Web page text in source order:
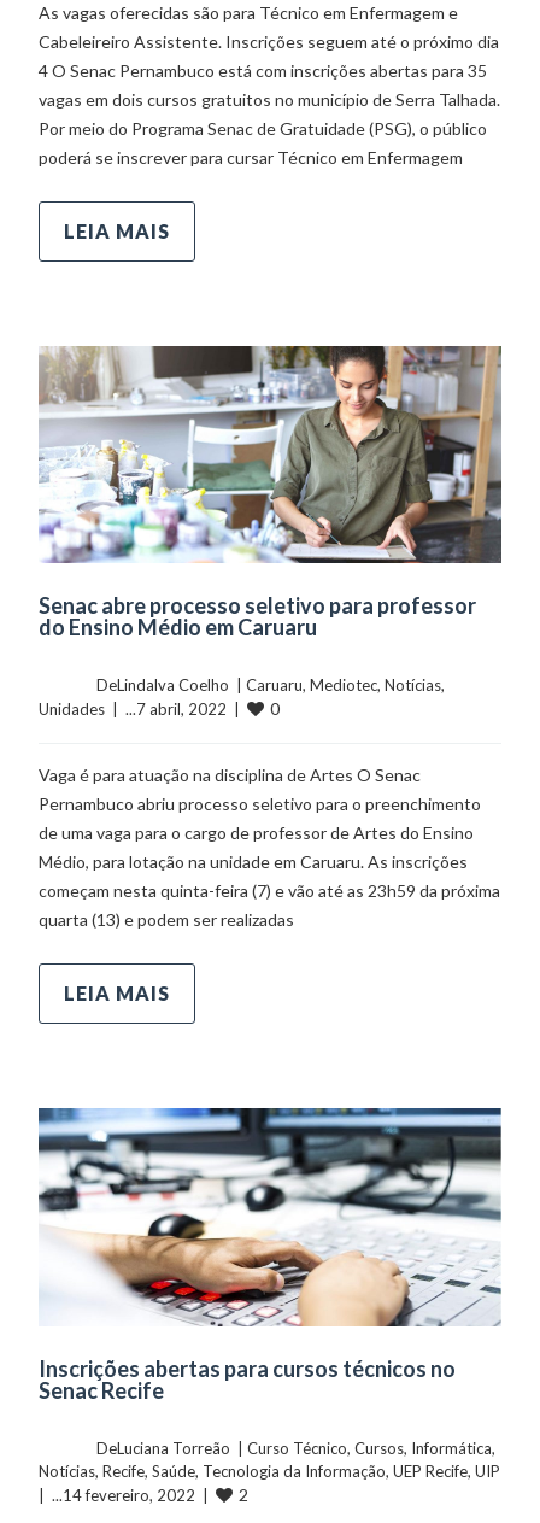
As vagas oferecidas são para Técnico em Enfermagem e
Cabeleireiro Assistente. Inscrições seguem até o próximo dia
4 O Senac Pernambuco está com inscrições abertas para 35
vagas em dois cursos gratuitos no município de Serra Talhada.
Por meio do Programa Senac de Gratuidade (PSG), o público
poderá se inscrever para cursar Técnico em Enfermagem
LEIA MAIS
Senac abre processo seletivo para professor
do Ensino Médio em Caruaru
	    	DeLindalva Coelho  |
Caruaru, Mediotec, Notícias
Unidades
  |  ...7 abril, 2022  |
0
Vaga é para atuação na disciplina de Artes O Senac
Pernambuco abriu processo seletivo para o preenchimento
de uma vaga para o cargo de professor de Artes do Ensino
Médio, para lotação na unidade em Caruaru. As inscrições
começam nesta quinta-feira (7) e vão até as 23h59 da próxima
quarta (13) e podem ser realizadas
LEIA MAIS
Inscrições abertas para cursos técnicos no
Senac Recife
	    	DeLuciana Torreão  |
Curso Técnico, Cursos, Informática
Notícias, Recife, Saúde, Tecnologia da Informação, UEP Recife, UIP
|  ...14 fevereiro, 2022  |
2